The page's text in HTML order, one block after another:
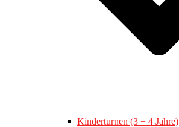
Kinderturnen (3 + 4 Jahre)